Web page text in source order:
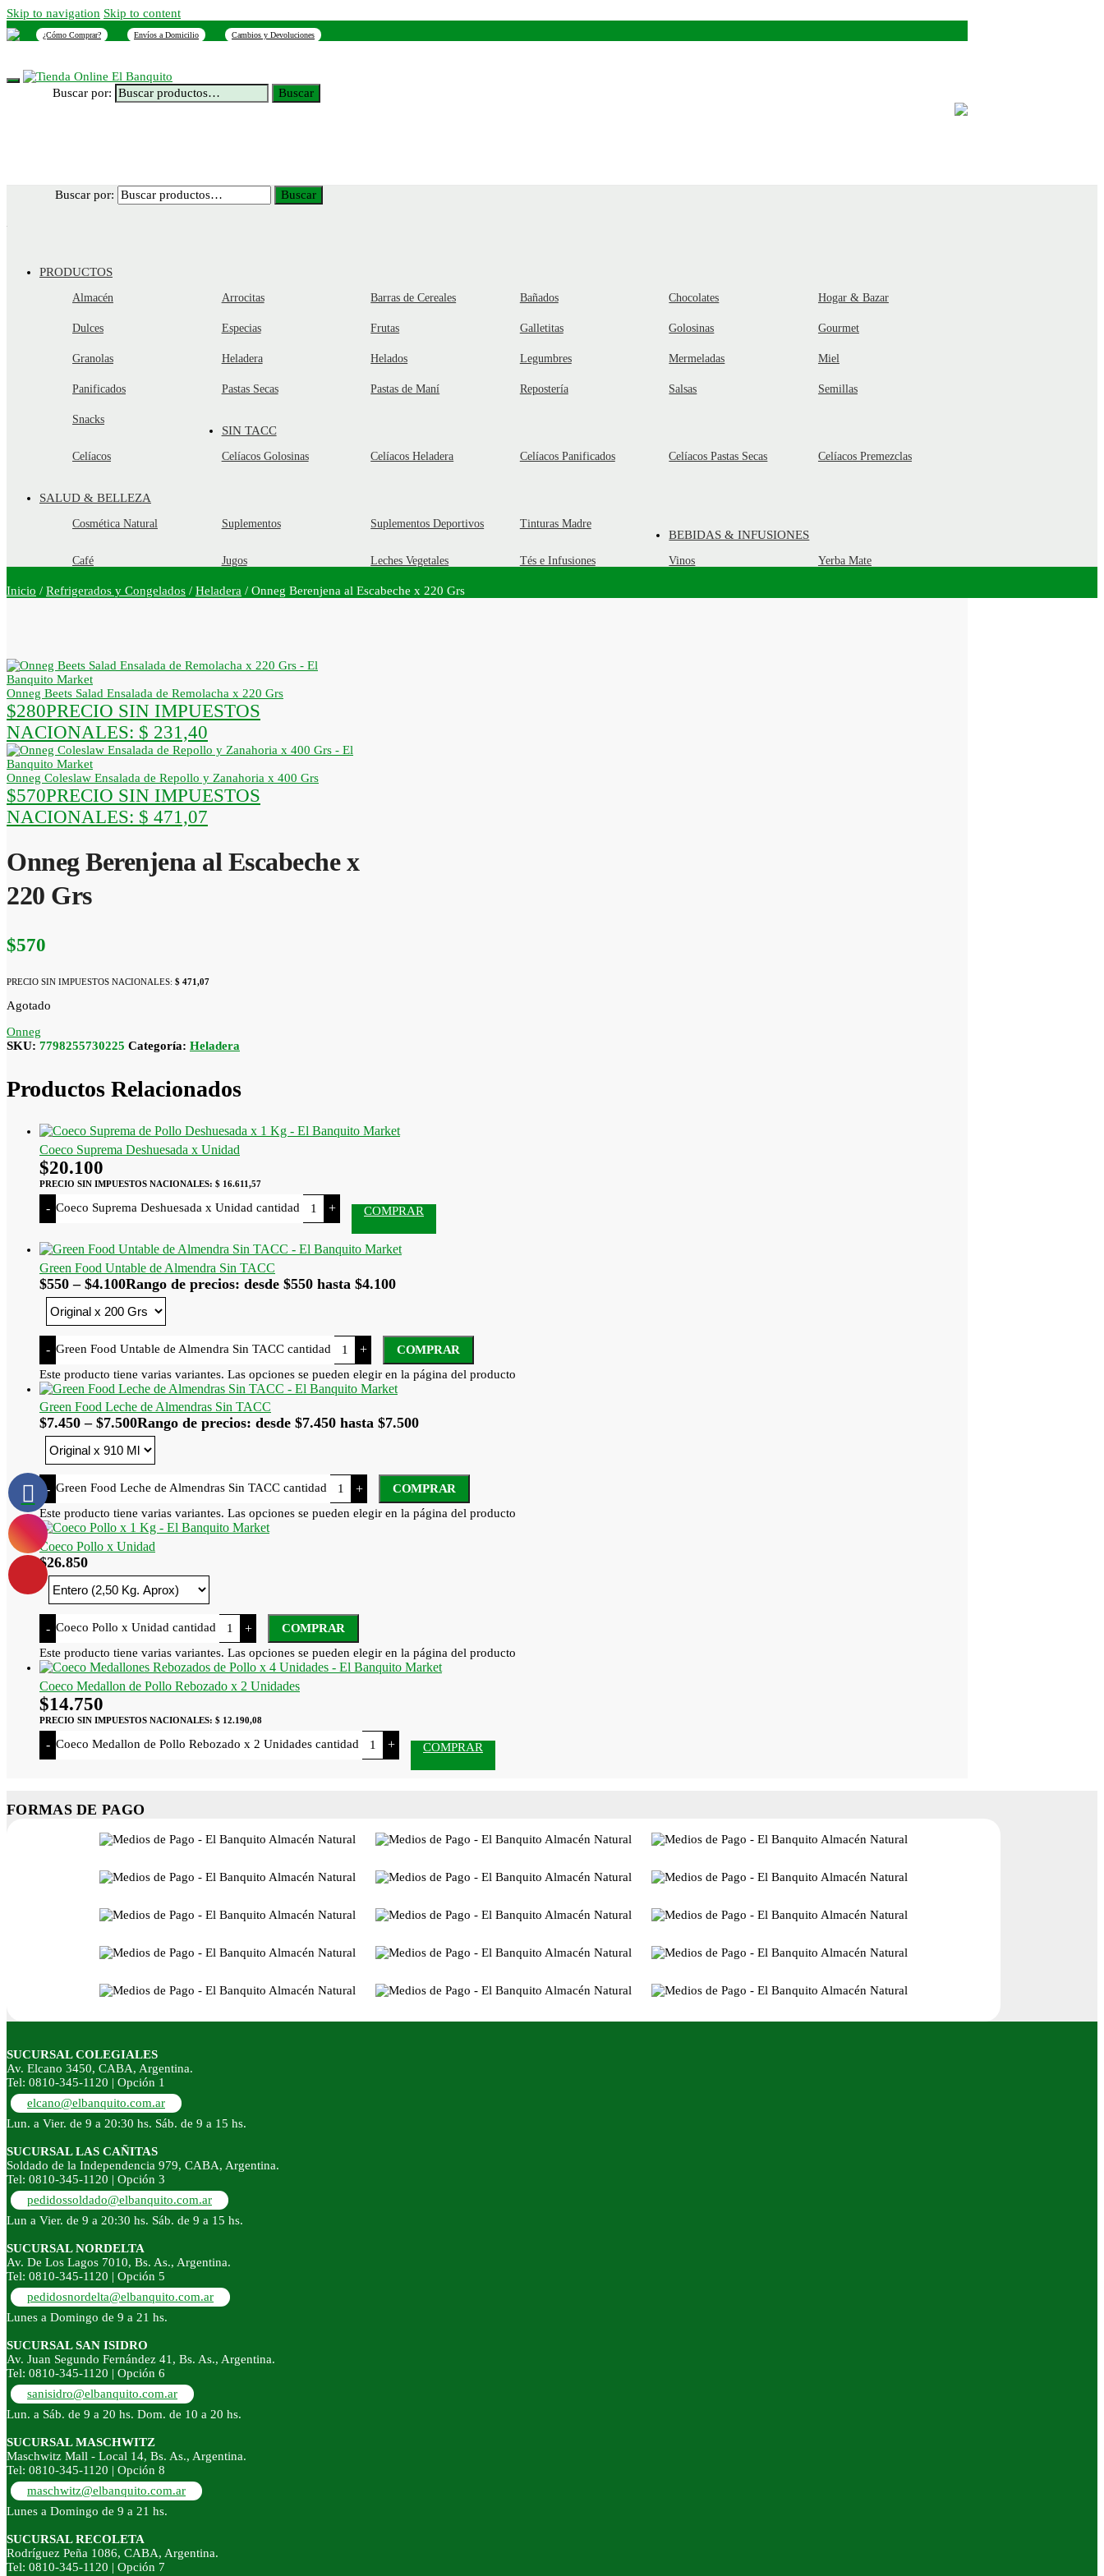
Skip to navigation Skip to content
¿Cómo Comprar? Envíos a Domicilio Cambios y Devoluciones
Buscar por: Buscar
Buscar por: Buscar
PRODUCTOS
Almacén Arrocitas Barras de Cereales Bañados Chocolates Hogar & Bazar
Dulces Especias Frutas Galletitas Golosinas Gourmet
Granolas Heladera Helados Legumbres Mermeladas Miel
Panificados Pastas Secas Pastas de Maní Repostería Salsas Semillas
Snacks
SIN TACC
Celíacos Celíacos Golosinas Celíacos Heladera Celíacos Panificados Celíacos Pastas Secas Celíacos Premezclas
SALUD & BELLEZA
Cosmética Natural Suplementos Suplementos Deportivos Tinturas Madre
BEBIDAS & INFUSIONES
Café Jugos Leches Vegetales Tés e Infusiones Vinos Yerba Mate
Inicio / Refrigerados y Congelados / Heladera / Onneg Berenjena al Escabeche x 220 Grs
Onneg Beets Salad Ensalada de Remolacha x 220 Grs
$280PRECIO SIN IMPUESTOS
NACIONALES: $ 231,40
Onneg Coleslaw Ensalada de Repollo y Zanahoria x 400 Grs
$570PRECIO SIN IMPUESTOS
NACIONALES: $ 471,07
Onneg Berenjena al Escabeche x
220 Grs
$570
PRECIO SIN IMPUESTOS NACIONALES: $ 471,07
Agotado
Onneg
SKU: 7798255730225 Categoría: Heladera
Productos Relacionados
Coeco Suprema Deshuesada x Unidad
$20.100
PRECIO SIN IMPUESTOS NACIONALES: $ 16.611,57
- Coeco Suprema Deshuesada x Unidad cantidad + COMPRAR
Green Food Untable de Almendra Sin TACC
$550 – $4.100Rango de precios: desde $550 hasta $4.100
- Green Food Untable de Almendra Sin TACC cantidad +
COMPRAR
Este producto tiene varias variantes. Las opciones se pueden elegir en la página del producto
Green Food Leche de Almendras Sin TACC
$7.450 – $7.500Rango de precios: desde $7.450 hasta $7.500
- Green Food Leche de Almendras Sin TACC cantidad +
COMPRAR
Este producto tiene varias variantes. Las opciones se pueden elegir en la página del producto
Coeco Pollo x Unidad
$26.850
- Coeco Pollo x Unidad cantidad +
COMPRAR
Este producto tiene varias variantes. Las opciones se pueden elegir en la página del producto
Coeco Medallon de Pollo Rebozado x 2 Unidades
$14.750
PRECIO SIN IMPUESTOS NACIONALES: $ 12.190,08
- Coeco Medallon de Pollo Rebozado x 2 Unidades cantidad + COMPRAR
FORMAS DE PAGO
SUCURSAL COLEGIALES
Av. Elcano 3450, CABA, Argentina.
Tel: 0810-345-1120 | Opción 1
elcano@elbanquito.com.ar
Lun. a Vier. de 9 a 20:30 hs. Sáb. de 9 a 15 hs.
SUCURSAL LAS CAÑITAS
Soldado de la Independencia 979, CABA, Argentina.
Tel: 0810-345-1120 | Opción 3
pedidossoldado@elbanquito.com.ar
Lun a Vier. de 9 a 20:30 hs. Sáb. de 9 a 15 hs.
SUCURSAL NORDELTA
Av. De Los Lagos 7010, Bs. As., Argentina.
Tel: 0810-345-1120 | Opción 5
pedidosnordelta@elbanquito.com.ar
Lunes a Domingo de 9 a 21 hs.
SUCURSAL SAN ISIDRO
Av. Juan Segundo Fernández 41, Bs. As., Argentina.
Tel: 0810-345-1120 | Opción 6
sanisidro@elbanquito.com.ar
Lun. a Sáb. de 9 a 20 hs. Dom. de 10 a 20 hs.
SUCURSAL MASCHWITZ
Maschwitz Mall - Local 14, Bs. As., Argentina.
Tel: 0810-345-1120 | Opción 8
maschwitz@elbanquito.com.ar
Lunes a Domingo de 9 a 21 hs.
SUCURSAL RECOLETA
Rodríguez Peña 1086, CABA, Argentina.
Tel: 0810-345-1120 | Opción 7